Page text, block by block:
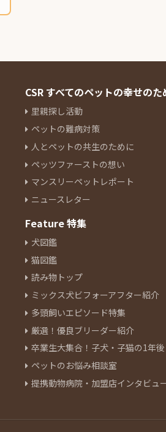
CSR すべてのペットの幸せのた
里親探し活動
ペットの難病対策
人とペットの共生のために
ペッツファーストの想い
マンスリーペットレポート
ニュースレター
Feature 特集
犬図鑑
猫図鑑
読み物トップ
ミックス犬ビフォーアフター紹介
多頭飼いエピソード特集
厳選！優良ブリーダー紹介
卒業生大集合！子犬・子猫の1年後
ペットのお悩み相談室
提携動物病院・加盟店インタビュ